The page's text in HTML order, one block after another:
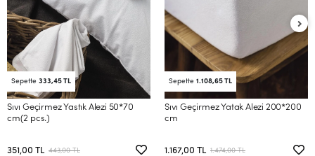
Sepette 333,45 TL
Sıvı Geçirmez Yastık Alezi 50*70
cm(2 pcs.)
351,00 TL 443,00 TL
Sepette 1.108,65 TL
Sıvı Geçirmez Yatak Alezi 200*200
cm
1.167,00 TL 1.474,00 TL